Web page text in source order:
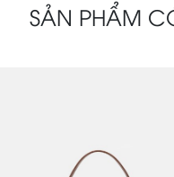
SẢN PHẨM